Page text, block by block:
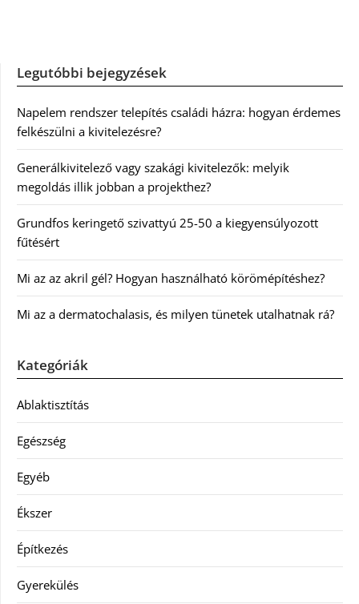
Legutóbbi bejegyzések
Napelem rendszer telepítés családi házra: hogyan érdemes
felkészülni a kivitelezésre?
Generálkivitelező vagy szakági kivitelezők: melyik
megoldás illik jobban a projekthez?
Grundfos keringető szivattyú 25-50 a kiegyensúlyozott
fűtésért
Mi az az akril gél? Hogyan használható körömépítéshez?
Mi az a dermatochalasis, és milyen tünetek utalhatnak rá?
Kategóriák
Ablaktisztítás
Egészség
Egyéb
Ékszer
Építkezés
Gyerekülés